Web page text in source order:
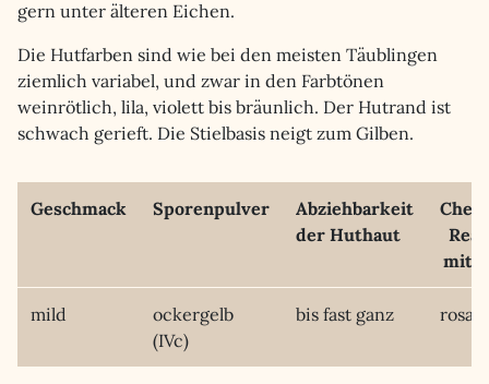
gern unter älteren Eichen.
Die Hutfarben sind wie bei den meisten Täublingen
ziemlich variabel, und zwar in den Farbtönen
weinrötlich, lila, violett bis bräunlich. Der Hutrand ist
schwach gerieft. Die Stielbasis neigt zum Gilben.
Geschmack Sporenpulver
Abziehbarkeit
der Huthaut
mit
mild
ockergelb
(IVc)
bis fast ganz rosa